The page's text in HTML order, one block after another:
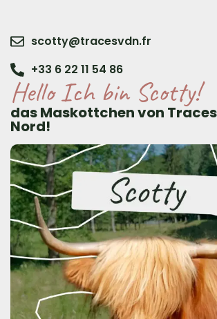
Hello Ich bin Scotty!
das Maskottchen von
Nord!
scotty@tracesvdn.fr
+33 6 22 11 54 86